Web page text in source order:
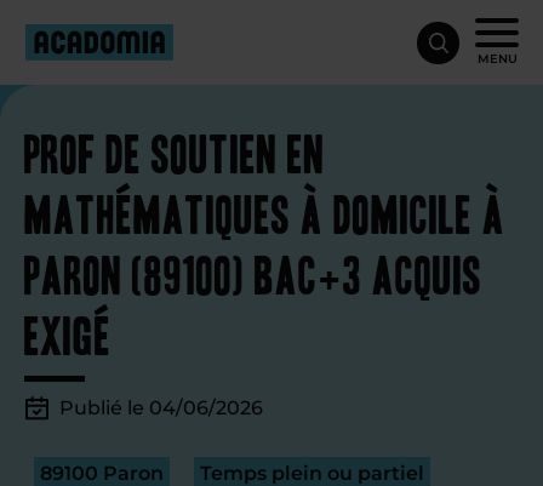
MENU
Prof de soutien en
mathématiques à domicile à
Paron (89100) Bac+3 acquis
exigé
Publié le 04/06/2026
89100 Paron Temps plein ou partiel